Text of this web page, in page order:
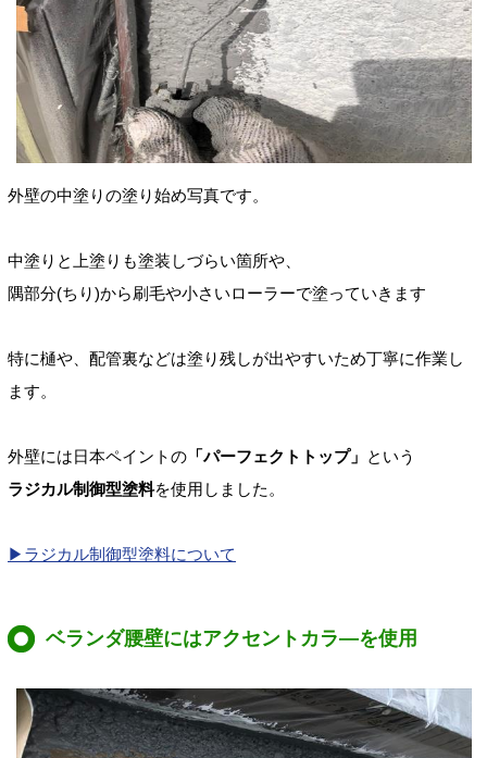
外壁の中塗りの塗り始め写真です。
中塗りと上塗りも塗装しづらい箇所や、
隅部分(ちり)から刷毛や小さいローラーで塗っていきます
特に樋や、配管裏などは塗り残しが出やすいため丁寧に作業し
ます。
外壁には日本ペイントの 「パーフェクトトップ」 という
ラジカル制御型塗料を使用しました。
▶ラジカル制御型塗料について
ベランダ腰壁にはアクセントカラ―を使用